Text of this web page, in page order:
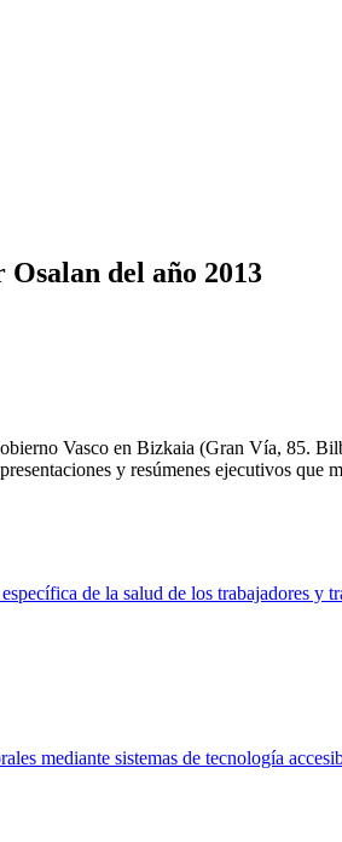
del año 2013
Vasco en Bizkaia (Gran Vía, 85.
y resúmenes ejecutivos que
de la salud de los trabajadores y
mediante sistemas de tecnología